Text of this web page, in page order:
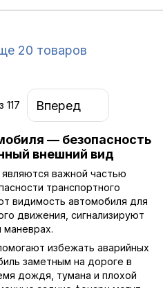
20 товаров
117 Вперед
— безопасность
внешний вид
важной частью
транспортного
видимость автомобиля для
движения, сигнализируют
избежать аварийных
заметным на дороге в
дождя, тумана и плохой